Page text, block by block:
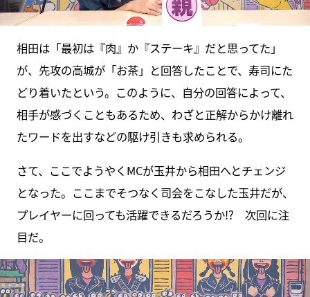
相田は「最初は『肉』か『ステーキ』だと思ってた」
が、先攻の高城が「お茶」と回答したことで、寿司にた
どり着いたという。このように、自分の回答によって、
相手が感づくこともあるため、わざと正解からかけ離れ
たワードを出すなどの駆け引きも求められる。
さて、ここでようやくMCが玉井から相田へとチェンジ
となった。ここまでそつなく司会をこなした玉井だが、
プレイヤーに回っても活躍できるだろうか!? 次回に注
目だ。